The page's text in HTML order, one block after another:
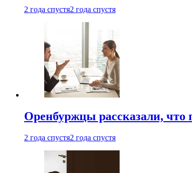
2 года спустя2 года спустя
Оренбуржцы рассказали, что
2 года спустя2 года спустя